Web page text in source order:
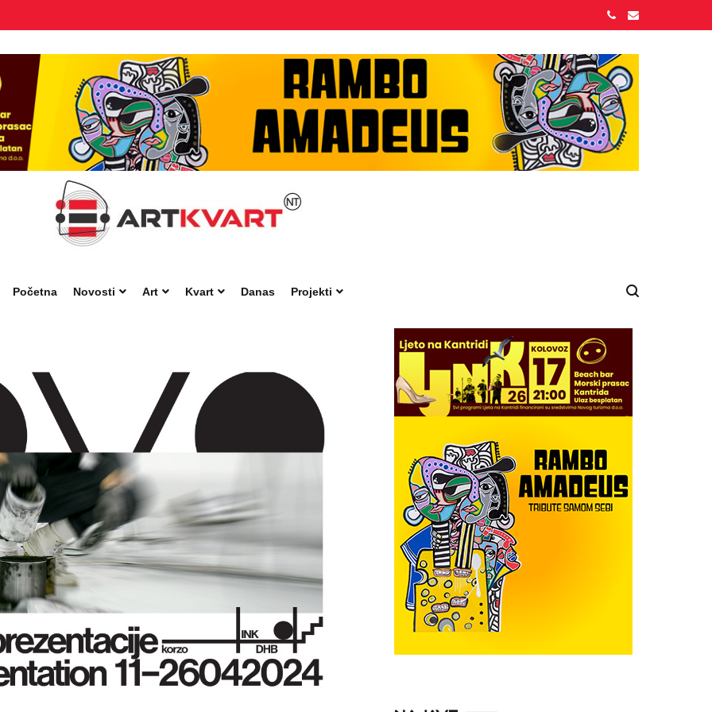
Početna
Novosti Art Kvart Danas Projekti